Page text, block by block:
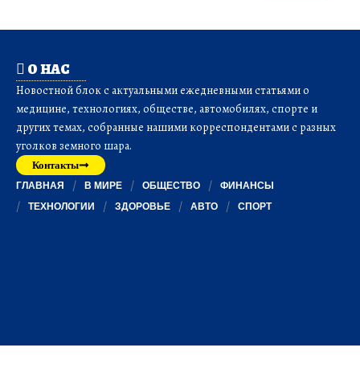
О НАС
Новостной блок с актуальными ежедневными статьями о
медицине, технологиях, обществе, автомобилях, спорте и
других темах, собранные нашими корреспондентами с разных
уголков земного шара.
Контакты
ГЛАВНАЯ В МИРЕ ОБЩЕСТВО
ФИНАНСЫ
ТЕХНОЛОГИИ
ЗДОРОВЬЕ АВТО СПОРТ